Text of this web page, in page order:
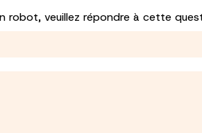
robot, veuillez répondre à cette